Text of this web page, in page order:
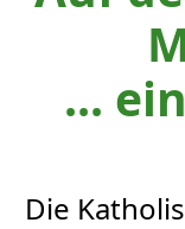
...
Die